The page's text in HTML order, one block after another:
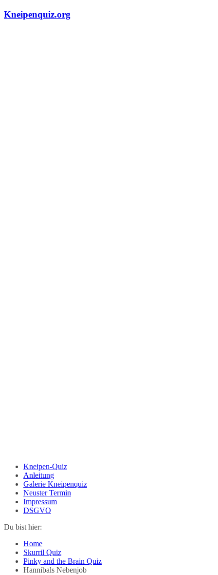
Zum
Kneipenquiz.org
Kneipen-Quiz
Anleitung
Galerie Kneipenquiz
Neuster Termin
Impressum
DSGVO
Du bist hier:
Home
Skurril Quiz
Pinky and the Brain Quiz
Hannibals Nebenjob